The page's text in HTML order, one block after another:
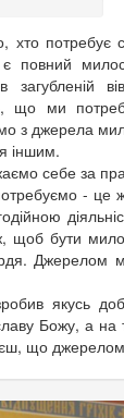
хто потребує
повний
що ми
з джерела
за
- це
щоб бути
Джерелом
є
якусь
Божу, а на
що